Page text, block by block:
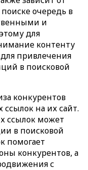
очередь в
и
для
контенту
для привлечения
в поисковой
конкурентов
на их сайт.
ссылок может
в поисковой
помогает
конкурентов, а
с